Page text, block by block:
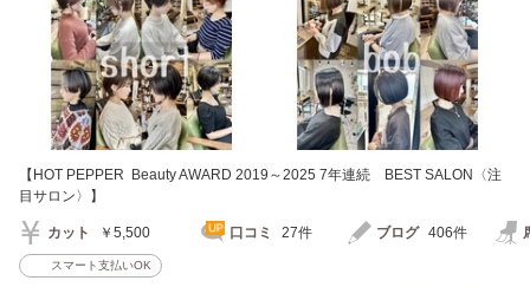
【HOT PEPPER Beauty AWARD 2019～2025 7年連続 BEST SALON〈注
目サロン〉】
カット ￥5,500 口コミ 27件 ブログ 406件
スマート支払いOK